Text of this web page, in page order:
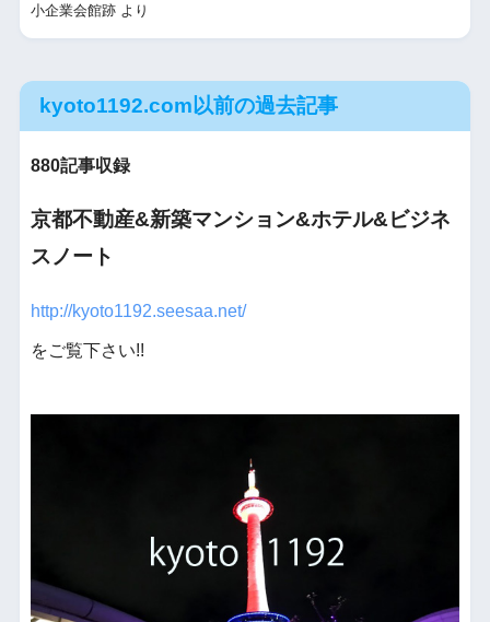
小企業会館跡より
kyoto1192.com以前の過去記事
880記事収録
京都不動産&新築マンション&ホテル&ビジネ
スノート
http://kyoto1192.seesaa.net/
をご覧下さい!!